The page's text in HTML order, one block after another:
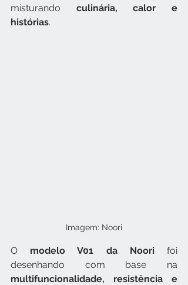
misturando culinária, calor e
histórias.
Imagem: Noori
O modelo V01 da Noori foi
multifuncionalidade, resistência e